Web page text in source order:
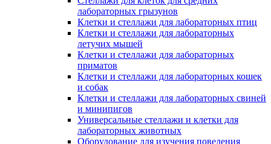
лабораторных грызунов
Клетки и стеллажи для лабораторных птиц
Клетки и стеллажи для лабораторных
летучих мышей
Клетки и стеллажи для лабораторных
приматов
Клетки и стеллажи для лабораторных кошек
и собак
Клетки и стеллажи для лабораторных свиней
и минипигов
Универсальные стеллажи и клетки для
лабораторных животных
Оборудование для изучения поведения